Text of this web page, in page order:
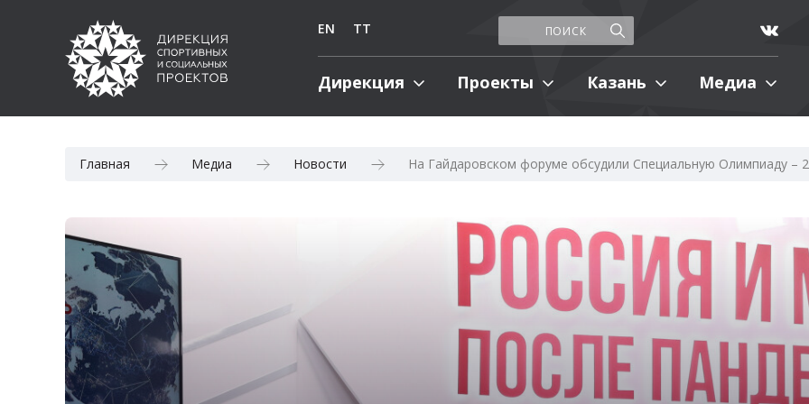
EN TT
Дирекция Проекты Казань Медиа
Главная Медиа Новости На Гайдаровском форуме обсудили Специальную Олимпиаду –